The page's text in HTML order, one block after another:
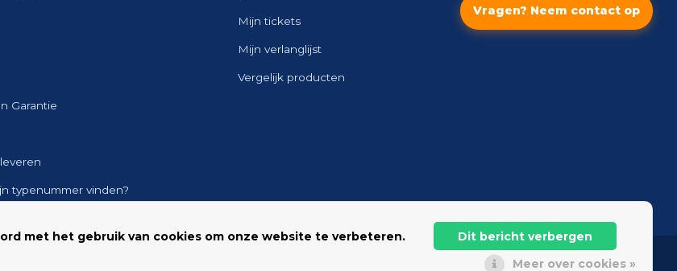
Garantie
typenummer vinden?
Mijn tickets
Mijn verlanglijst
Vergelijk producten
Vragen? Neem contact op
met het gebruik van cookies om onze website te verbeteren.
Dit bericht verbergen
Meer over cookies »